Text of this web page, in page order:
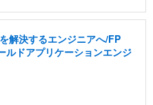
解決するエンジニアへ/FP
ルドアプリケーションエンジ